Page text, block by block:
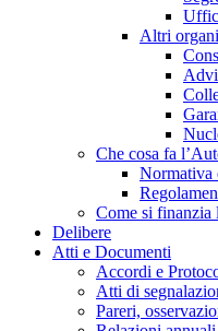
Altri
Che cosa fa
Normativa
Come si finanzia
Delibere
Atti e Documenti
Accordi e
Atti di
Pareri,